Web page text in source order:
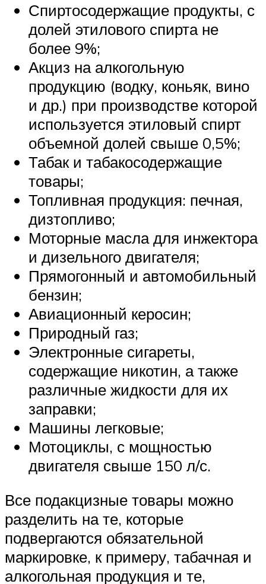
Спиртосодержащие продукты, с
долей этилового спирта не
более 9%;
Акциз на алкогольную
продукцию (водку, коньяк, вино
и др.) при производстве которой
используется этиловый спирт
объемной долей свыше 0,5%;
Табак и табакосодержащие
товары;
Топливная продукция: печная,
дизтопливо;
Моторные масла для инжектора
и дизельного двигателя;
Прямогонный и автомобильный
бензин;
Авиационный керосин;
Природный газ;
Электронные сигареты,
содержащие никотин, а также
различные жидкости для их
заправки;
Машины легковые;
Мотоциклы, с мощностью
двигателя свыше 150 л/с.
Все подакцизные товары можно
разделить на те, которые
подвергаются обязательной
маркировке, к примеру, табачная и
алкогольная продукция и те,